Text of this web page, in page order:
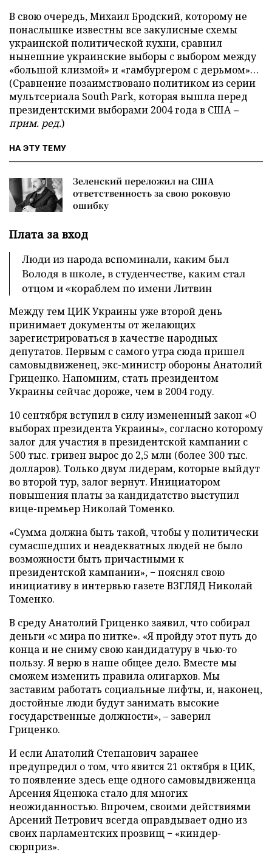
В свою очередь, Михаил Бродский, которому не
понаслышке известны все закулисные схемы
украинской политической кухни, сравнил
нынешние украинские выборы с выбором между
«большой клизмой» и «гамбургером с дерьмом»…
(Сравнение позаимствовано политиком из серии
мультсериала South Park, которая вышла перед
президентскими выборами 2004 года в США–
прим. ред.)
НА ЭТУ ТЕМУ
Зеленский переложил на США
ответственность за свою роковую
ошибку
Плата за вход
Люди из народа вспоминали, каким был
Володя в школе, в студенчестве, каким стал
отцом и «кораблем по имени Литвин
Между тем ЦИК Украины уже второй день
принимает документы от желающих
зарегистрироваться в качестве народных
депутатов. Первым с самого утра сюда пришел
самовыдвиженец, экс-министр обороны Анатолий
Гриценко. Напомним, стать президентом
Украины сейчас дороже, чем в 2004 году.
10 сентября вступил в силу измененный закон «О
выборах президента Украины», согласно которому
залог для участия в президентской кампании с
500 тыс. гривен вырос до 2,5 млн (более 300 тыс.
долларов). Только двум лидерам, которые выйдут
во второй тур, залог вернут. Инициатором
повышения платы за кандидатство выступил
вице-премьер Николай Томенко.
«Сумма должна быть такой, чтобы у политически
сумасшедших и неадекватных людей не было
возможности быть причастными к
президентской кампании», − пояснял свою
инициативу в интервью газете ВЗГЛЯД Николай
Томенко.
В среду Анатолий Гриценко заявил, что собирал
деньги «с мира по нитке». «Я пройду этот путь до
конца и не сниму свою кандидатуру в чью-то
пользу. Я верю в наше общее дело. Вместе мы
сможем изменить правила олигархов. Мы
заставим работать социальные лифты, и, наконец,
достойные люди будут занимать высокие
государственные должности», – заверил
Гриценко.
И если Анатолий Степанович заранее
предупредил о том, что явится 21 октября в ЦИК,
то появление здесь еще одного самовыдвиженца
Арсения Яценюка стало для многих
неожиданностью. Впрочем, своими действиями
Арсений Петрович всегда оправдывает одно из
своих парламентских прозвищ − «киндер-
сюрприз».